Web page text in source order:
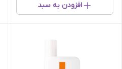
افزودن به سبد